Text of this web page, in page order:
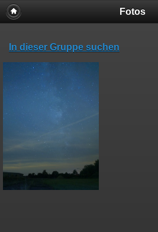
Fotos
In dieser Gruppe suchen